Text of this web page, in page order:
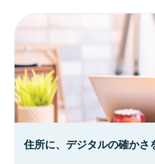
住所に、デジタルの確かさ